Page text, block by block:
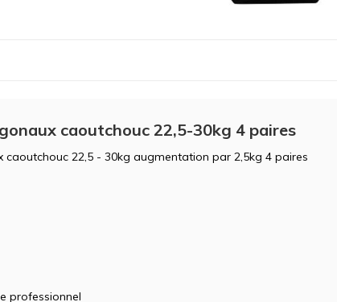
caoutchouc 22,5-30kg 4 paires
caoutchouc 22,5 - 30kg augmentation par 2,5kg 4 paires
professionnel